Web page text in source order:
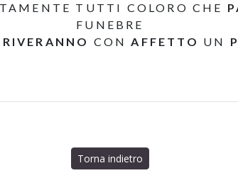
TUTTI COLORO CHE
FUNEBRE
CONAFFETTO UN
Torna indietro